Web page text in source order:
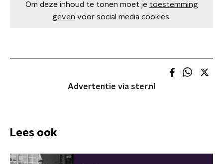
Om deze inhoud te tonen moet je toestemming
geven voor social media cookies.
Advertentie via ster.nl
Lees ook